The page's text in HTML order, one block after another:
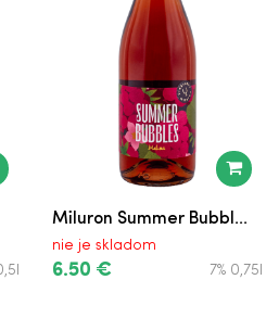
Polosuché
Polosuché
Nealkoholické
Miluron Summer Bubbl...
nie je skladom
6.50 € 7% 0,75l